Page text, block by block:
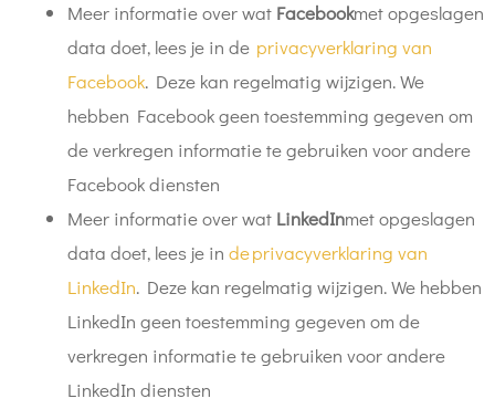
Meer informatie over wat Facebookmet opgeslagen
data doet, lees je in de privacyverklaring van
Facebook. Deze kan regelmatig wijzigen. We
hebben Facebook geen toestemming gegeven om
de verkregen informatie te gebruiken voor andere
Facebook diensten
Meer informatie over wat LinkedInmet opgeslagen
data doet, lees je in de privacyverklaring van
LinkedIn. Deze kan regelmatig wijzigen. We hebben
LinkedIn geen toestemming gegeven om de
verkregen informatie te gebruiken voor andere
LinkedIn diensten